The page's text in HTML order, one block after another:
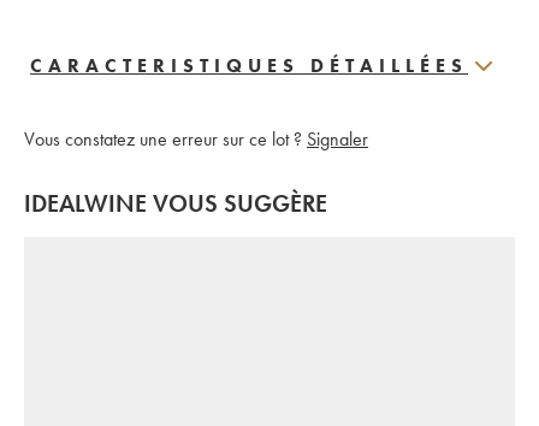
CARACTERISTIQUES DÉTAILLÉES
Vous constatez une erreur sur ce lot ? Signaler
IDEALWINE VOUS SUGGÈRE